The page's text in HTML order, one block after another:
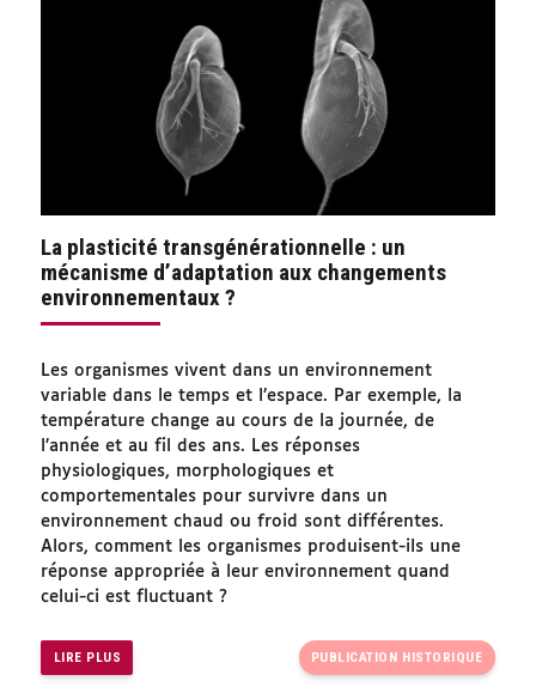
La plasticité transgénérationnelle : un
mécanisme d’adaptation aux changements
environnementaux ?
Les organismes vivent dans un environnement
variable dans le temps et l’espace. Par exemple, la
température change au cours de la journée, de
l’année et au fil des ans. Les réponses
physiologiques, morphologiques et
comportementales pour survivre dans un
environnement chaud ou froid sont différentes.
Alors, comment les organismes produisent-ils une
réponse appropriée à leur environnement quand
celui-ci est fluctuant ?
LIRE PLUS PUBLICATION HISTORIQUE